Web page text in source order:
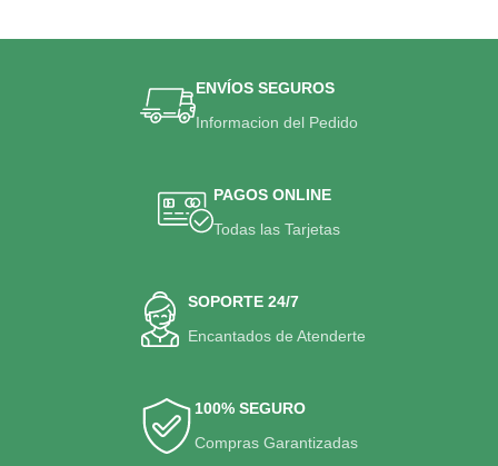
ENVÍOS SEGUROS
Informacion del Pedido
PAGOS ONLINE
Todas las Tarjetas
SOPORTE 24/7
Encantados de Atenderte
100% SEGURO
Compras Garantizadas